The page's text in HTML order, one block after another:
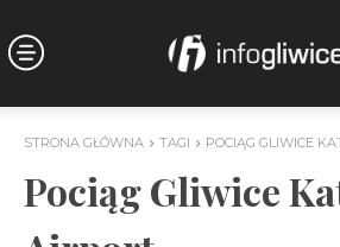
STRONA GŁÓWNA TAGI POCIĄG GLIWICE
Pociąg Gliwice